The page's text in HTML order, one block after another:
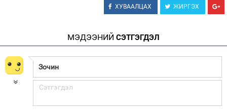
ХУВААЛЦАХ ЖИРГЭХ
МЭДЭЭНИЙ СЭТГЭГДЭЛ